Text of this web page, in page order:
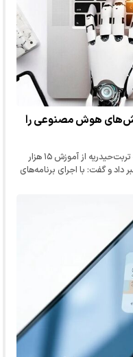
هوش مصنوعی را
معاون استاندار خراسان رضوی و فرماندار ویژه تربت‌حیدریه از آموزش ۱۵ هزار
و گفت: با اجرای برنامه‌های
برای…